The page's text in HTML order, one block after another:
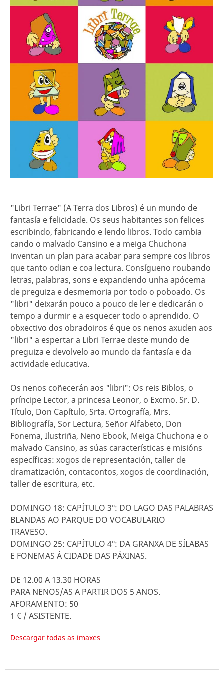
"Libri Terrae" (A Terra dos Libros) é un mundo de
fantasía e felicidade. Os seus habitantes son felices
escribindo, fabricando e lendo libros. Todo cambia
cando o malvado Cansino e a meiga Chuchona
inventan un plan para acabar para sempre cos libros
que tanto odian e coa lectura. Consígueno roubando
letras, palabras, sons e expandendo unha apócema
de preguiza e desmemoria por todo o poboado. Os
"libri" deixarán pouco a pouco de ler e dedicarán o
tempo a durmir e a esquecer todo o aprendido. O
obxectivo dos obradoiros é que os nenos axuden aos
"libri" a espertar a Libri Terrae deste mundo de
preguiza e devolvelo ao mundo da fantasía e da
actividade educativa.
Os nenos coñecerán aos "libri": Os reis Biblos, o
príncipe Lector, a princesa Leonor, o Excmo. Sr. D.
Título, Don Capítulo, Srta. Ortografía, Mrs.
Bibliografía, Sor Lectura, Señor Alfabeto, Don
Fonema, Ilustriña, Neno Ebook, Meiga Chuchona e o
malvado Cansino, as súas características e misións
específicas: xogos de representación, taller de
dramatización, contacontos, xogos de coordinación,
taller de escritura, etc.
DOMINGO 18: CAPÍTULO 3º: DO LAGO DAS PALABRAS
BLANDAS AO PARQUE DO VOCABULARIO
TRAVESO.
DOMINGO 25: CAPÍTULO 4º: DA GRANXA DE SÍLABAS
E FONEMAS Á CIDADE DAS PÁXINAS.
DE 12.00 A 13.30 HORAS
PARA NENOS/AS A PARTIR DOS 5 ANOS.
AFORAMENTO: 50
1 € / ASISTENTE.
Descargar todas as imaxes